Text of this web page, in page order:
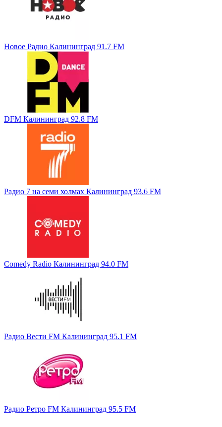
Новое Радио Калининград 91.7 FM
DFM Калининград 92.8 FM
Радио 7 на семи холмах Калининград 93.6 FM
Comedy Radio Калининград 94.0 FM
Радио Вести FM Калининград 95.1 FM
Радио Ретро FM Калининград 95.5 FM